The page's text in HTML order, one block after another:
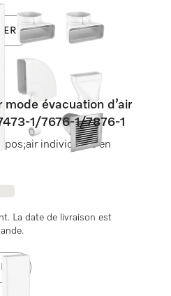
évacuation d’air
1/7676-1/7876-1
individuelle en
La date de livraison est